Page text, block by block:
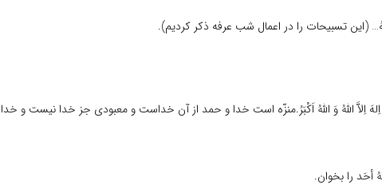
(این تسبیحات را در اعمال شب عرفه ذکر کردیم).
اِلاَّ اللّهُ وَ اللّهُ اَکْبَرُ.منزّه است خدا و حمد از آن خداست و معبودى جز خدا نیست و خدا
أحَد را بخوان.